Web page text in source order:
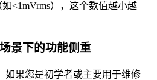
<1mVrms），这个数值越小越
景下的功能侧重
如果您是初学者或主要用于维修